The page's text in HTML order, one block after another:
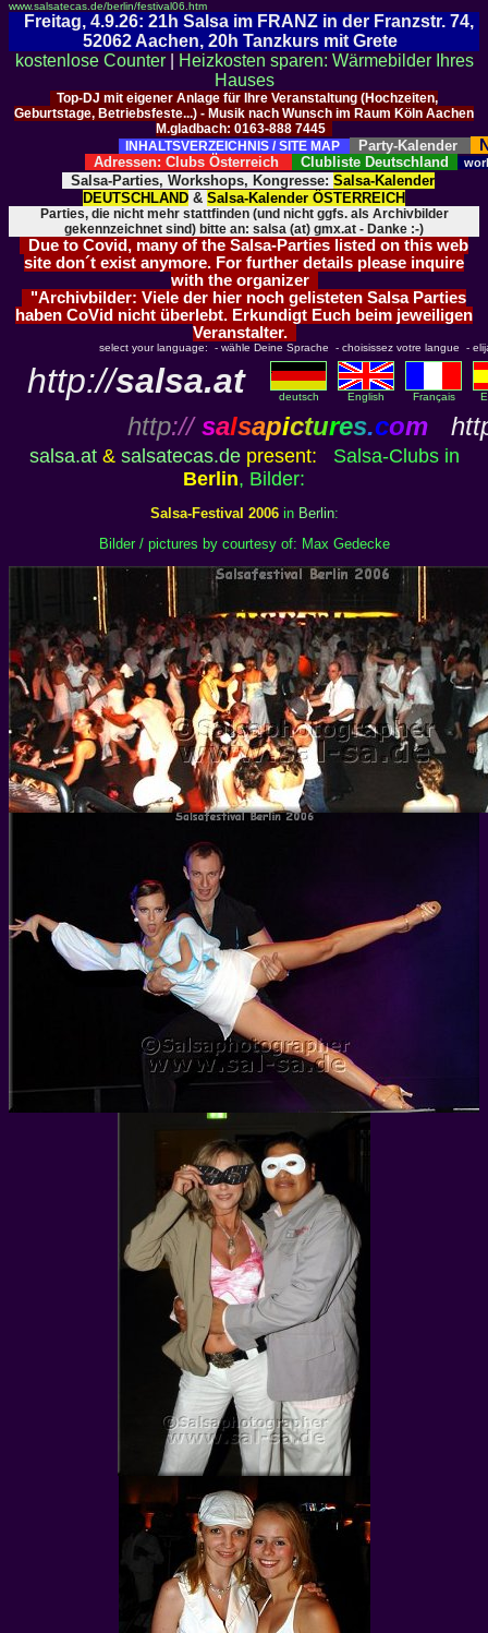
www.salsatecas.de/berlin/festival06.htm
Freitag, 4.9.26: 21h Salsa im FRANZ in der Franzstr. 74,
52062 Aachen, 20h Tanzkurs mit Grete
kostenlose Counter|
Heizkosten sparen: Wärmebilder Ihres
Hauses
Top-DJ mit eigener Anlage für Ihre Veranstaltung (Hochzeiten,
Geburtstage, Betriebsfeste...) - Musik nach Wunsch im Raum Köln Aachen
M.gladbach: 0163-888 7445
INHALTSVERZEICHNIS / SITE MAP
Party-Kalender
Adressen: Clubs Österreich Clubliste Deutschland
Salsa-Parties, Workshops, Kongresse: Salsa-Kalender
DEUTSCHLAND & Salsa-Kalender ÖSTERREICH
Parties, die nicht mehr stattfinden (und nicht ggfs. als Archivbilder
gekennzeichnet sind) bitte an: salsa (at) gmx.at - Danke :-)
Due to Covid, many of the Salsa-Parties listed on this web
site don´t exist anymore. For further details please inquire
with the organizer
"Archivbilder: Viele der hier noch gelisteten Salsa Parties
haben CoVid nicht überlebt. Erkundigt Euch beim jeweiligen
Veranstalter.
select your language: - wähle Deine Sprache - choisissez votre langue -
http://salsa.at deutsch English Français
http:// salsapictures.com
salsa.at& salsatecas.depresent: Salsa-Clubs in
Berlin, Bilder:
Salsa-Festival 2006in Berlin:
Bilder / pictures by courtesy of: Max Gedecke